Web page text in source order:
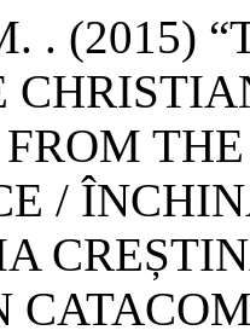
. (2015)
/